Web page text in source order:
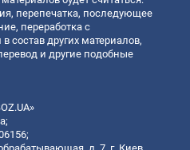
перепечатка, последующее
переработка с
состав других материалов,
и другие подобные